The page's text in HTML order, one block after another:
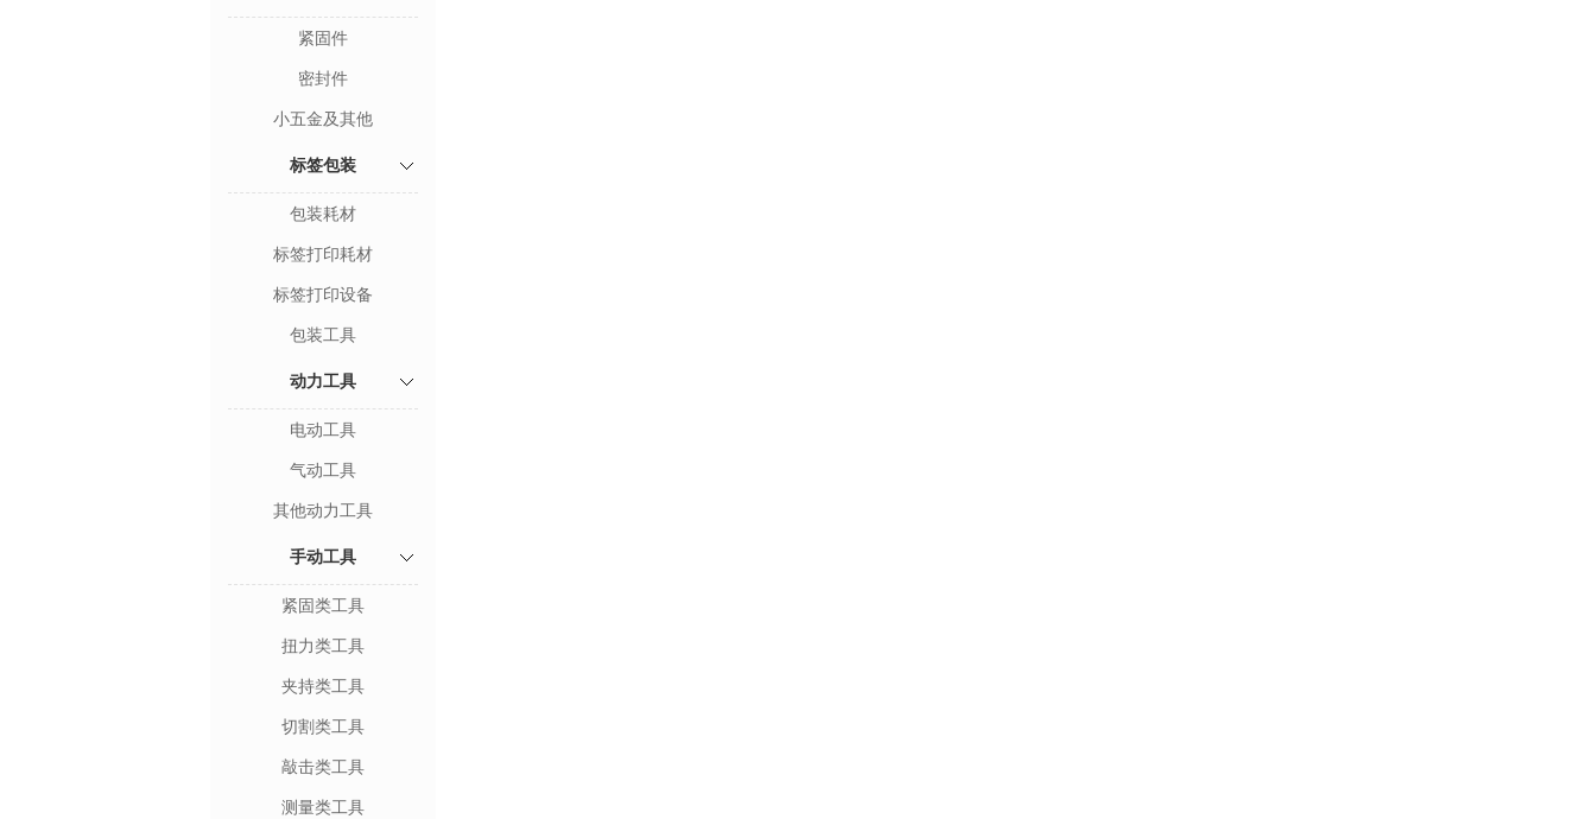
紧固件
密封件
小五金及其他
标签包装
包装耗材
标签打印耗材
标签打印设备
包装工具
动力工具
电动工具
气动工具
其他动力工具
手动工具
紧固类工具
扭力类工具
夹持类工具
切割类工具
敲击类工具
测量类工具